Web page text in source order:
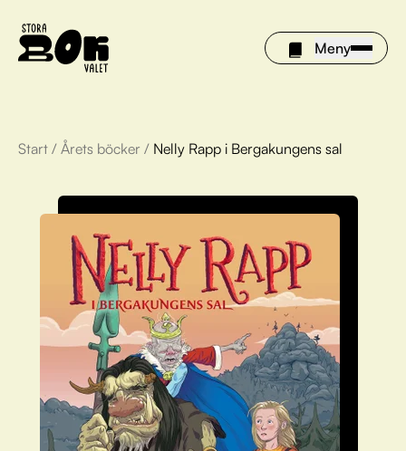
Meny
Årets böcker
Om Stora bokvalet
Olivia tipsar
Vinnare
FAQ
För bibliotek
Start / Årets böcker / Nelly Rapp i Bergakungens sal